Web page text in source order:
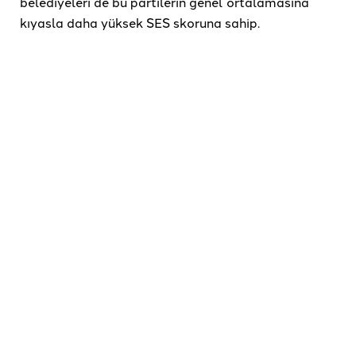
kıyasla daha yüksek SES skoruna sahip.